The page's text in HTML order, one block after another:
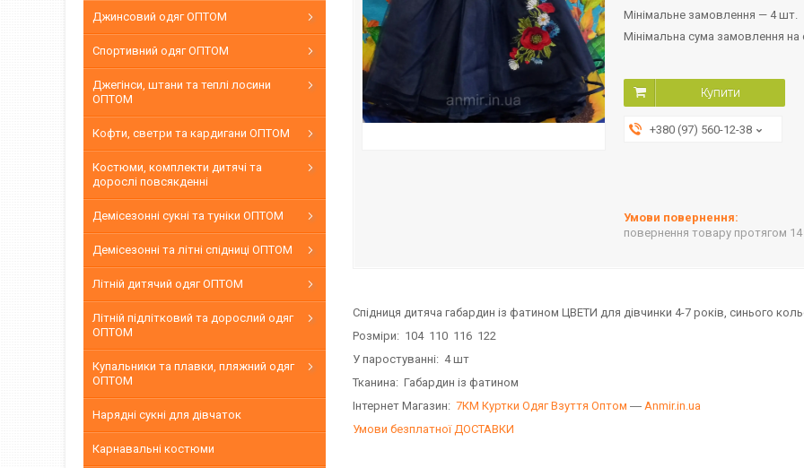
Мінімальне замовлення — 4 шт.
Мінімальна сума замовлення на
Купити
+380 (97) 560-12-38
повернення товару протягом 14
Спідниця дитяча габардин із фатином ЦВЕТИ для дівчинки 4-7 років, синього
Розміри: 104 110 116 122
У паростуванні: 4 шт
Тканина: Габардин із фатином
Інтернет Магазин: 7КМ Куртки Одяг Взуття Оптом ― Anmir.in.ua
Умови безплатної ДОСТАВКИ
Джинсовий одяг ОПТОМ
Спортивний одяг ОПТОМ
Джегінси, штани та теплі лосини
ОПТОМ
Кофти, светри та кардигани ОПТОМ
Костюми, комплекти дитячі та
дорослі повсякденні
Демісезонні сукні та туніки ОПТОМ
Демісезонні та літні спідниці ОПТОМ
Літній дитячий одяг ОПТОМ
Літній підлітковий та дорослий одяг
ОПТОМ
Купальники та плавки, пляжний одяг
ОПТОМ
Нарядні сукні для дівчаток
Карнавальні костюми